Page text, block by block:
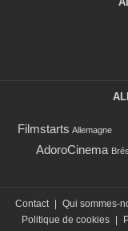
Filmstarts Allemagne
AdoroCinema
Contact Qui sommes-
Politique de cookies